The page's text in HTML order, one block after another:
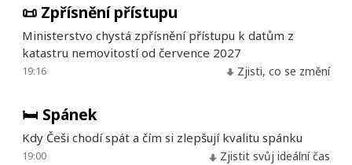
📜 Zpřísnění přístupu
Ministerstvo chystá zpřísnění přístupu k datům z
katastru nemovitostí od července 2027
19:16 Zjisti, co se změní
🛏️ Spánek
Kdy Češi chodí spát a čím si zlepšují kvalitu spánku
19:00 Zjistit svůj ideální čas